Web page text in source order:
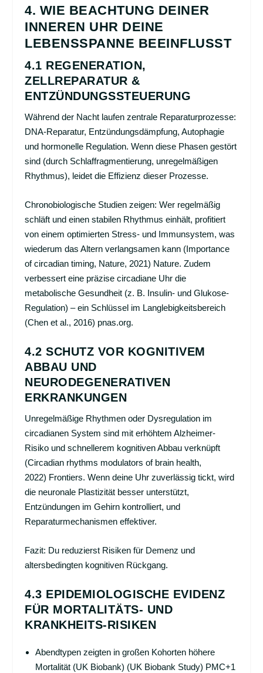
4. WIE BEACHTUNG DEINER
INNEREN UHR DEINE
LEBENSSPANNE BEEINFLUSST
4.1 REGENERATION,
ZELLREPARATUR &
ENTZÜNDUNGSSTEUERUNG
Während der Nacht laufen zentrale Reparaturprozesse:
DNA-Reparatur, Entzündungsdämpfung, Autophagie
und hormonelle Regulation. Wenn diese Phasen gestört
sind (durch Schlaffragmentierung, unregelmäßigen
Rhythmus), leidet die Effizienz dieser Prozesse.
Chronobiologische Studien zeigen: Wer regelmäßig
schläft und einen stabilen Rhythmus einhält, profitiert
von einem optimierten Stress- und Immunsystem, was
wiederum das Altern verlangsamen kann (Importance
of circadian timing, Nature, 2021) Nature. Zudem
verbessert eine präzise circadiane Uhr die
metabolische Gesundheit (z. B. Insulin- undGlukose-
Regulation) – ein Schlüssel im Langlebigkeitsbereich
(Chen et al., 2016) pnas.org.
4.2 SCHUTZ VOR KOGNITIVEM
ABBAU UND
NEURODEGENERATIVEN
ERKRANKUNGEN
Unregelmäßige Rhythmen oder Dysregulation im
circadianen System sind mit erhöhtem Alzheimer-
Risiko und schnellerem kognitiven Abbau verknüpft
(Circadian rhythms modulators of brain health,
2022) Frontiers. Wenn deine Uhr zuverlässig tickt, wird
die neuronale Plastizität besser unterstützt,
Entzündungen im Gehirn kontrolliert, und
Reparaturmechanismen effektiver.
Fazit: Du reduzierst Risiken für Demenz und
altersbedingten kognitiven Rückgang.
4.3 EPIDEMIOLOGISCHE EVIDENZ
FÜR MORTALITÄTS- UND
KRANKHEITS-RISIKEN
Abendtypen zeigten in großen Kohorten höhere
Mortalität (UK Biobank) (UK Biobank Study) PMC+1